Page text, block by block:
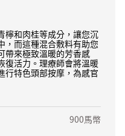
檸和肉桂等成分，讓您沉
，而這種混合敷料有助您
帶來極致溫暖的芳香感
復活力。理療師會將溫暖
行特色頭部按摩，為感官
900馬幣